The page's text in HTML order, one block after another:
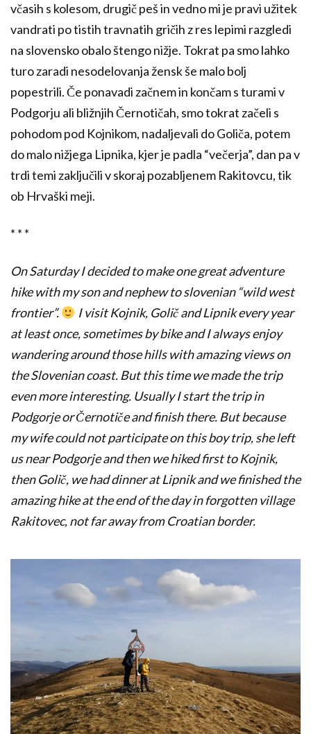
včasih s kolesom, drugič peš in vedno mi je pravi užitek
vandrati po tistih travnatih gričih z res lepimi razgledi
na slovensko obalo štengo nižje. Tokrat pa smo lahko
turo zaradi nesodelovanja žensk še malo bolj
popestrili. Če ponavadi začnem in končam s turami v
Podgorju ali bližnjih Černotičah, smo tokrat začeli s
pohodom pod Kojnikom, nadaljevali do Goliča, potem
do malo nižjega Lipnika, kjer je padla “večerja”, dan pa v
trdi temi zaključili v skoraj pozabljenem Rakitovcu, tik
ob Hrvaški meji.
* * *
On Saturday I decided to make one great adventure
hike with my son and nephew to slovenian “wild west
frontier”.
I visit Kojnik, Golič and Lipnik every year
at least once, sometimes by bike and I always enjoy
wandering around those hills with amazing views on
the Slovenian coast. But this time we made the trip
even more interesting. Usually I start the trip in
Podgorje or Černotiče and finish there. But because
my wife could not participate on this boy trip, she left
us near Podgorje and then we hiked first to Kojnik,
then Golič, we had dinner at Lipnik and we finished the
amazing hike at the end of the day in forgotten village
Rakitovec, not far away from Croatian border.